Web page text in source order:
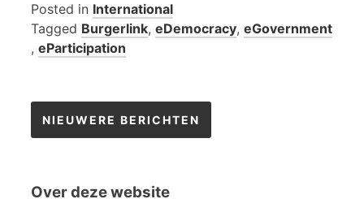
Posted in International
Tagged Burgerlink, eDemocracy, eGovernment
, eParticipation
Berichtennavigatie
NIEUWERE BERICHTEN
Over deze website